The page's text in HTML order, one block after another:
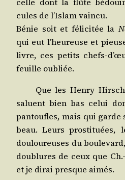
cules de l’Islam vaincu.
Bénie soit et féli­ci­tée la
qui eut l’heureuse et
livre, ces petits
feuille oubliée.
Que les Hen­ry
saluent bien bas celui
pan­toufles, mais qui garde
beau. Leurs pros­ti­tuées,
dou­lou­reuses du
dou­blures de ceux que
et je dirai presque aimés.